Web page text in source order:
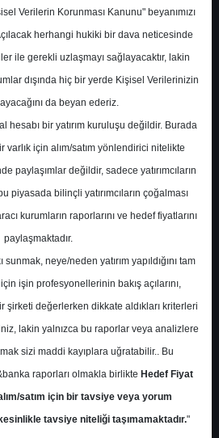
Değerler
A- A+
Bilanço Değerlendirmesi
temkinli ve nötrdür;
1Ç26 sonuçlarının
üzerinde geldiğini ancak
ve yılın geri
nedeniyle
altında kaldığını
1Ç26’da €153mn net
Verilerin Korunması Kanunu" beyanımızı
herhangi hukiki bir dava neticesinde
ile gerekli uzlaşmayı sağlayacaktır, lakin
dışında hiç bir yerde Kişisel Verilerinizin
da beyan ederiz.
hesabı bir yatırım kuruluşu değildir. Burada
için alım/satım yönlendirici nitelikte
paylaşımlar değildir, sadece yatırımcıların
piyasada bilinçli yatırımcıların çoğalması
kurumların raporlarını ve hedef fiyatlarını
paylaşmaktadır.
neye/neden yatırım yapıldığını tam
işin profesyonellerinin bakış açılarını,
değerlerken dikkate aldıkları kriterleri
lakin yalnızca bu raporlar veya analizlere
sizi maddi kayıplara uğratabilir.. Bu
raporları olmakla birlikte Hedef Fiyat
satım için bir tavsiye veya yorum
tavsiye niteliği taşımamaktadır."